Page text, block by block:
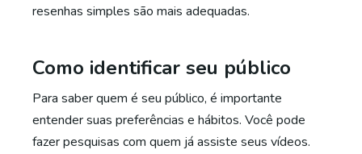
resenhas simples são mais adequadas.
Como identificar seu público
Para saber quem é seu público, é importante
entender suas preferências e hábitos. Você pode
fazer pesquisas com quem já assiste seus vídeos.